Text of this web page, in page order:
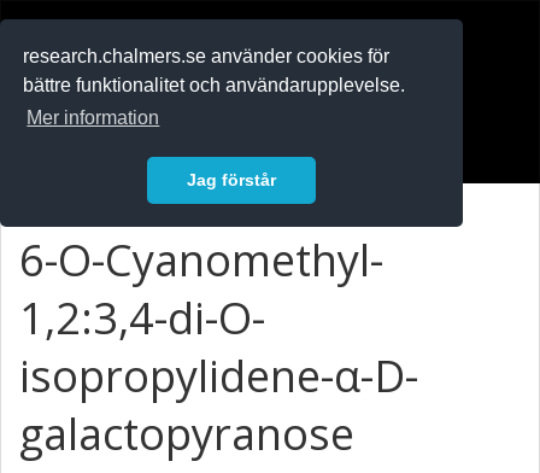
research.chalmers.se använder cookies för
bättre funktionalitet och användarupplevelse.
Mer information
Jag förstår
6-O-Cyanomethyl-
1,2:3,4-di-O-
isopropylidene-α-D-
galactopyranose